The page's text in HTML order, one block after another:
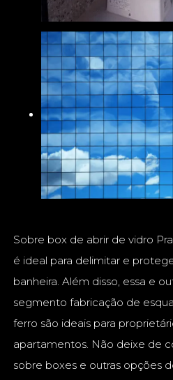
Sobre box de abrir de vidro
é ideal para delimitar e
banheira. Além disso, essa e
segmento fabricação de
ferro são ideais para
apartamentos. Não deixe de
sobre boxes e outras opções